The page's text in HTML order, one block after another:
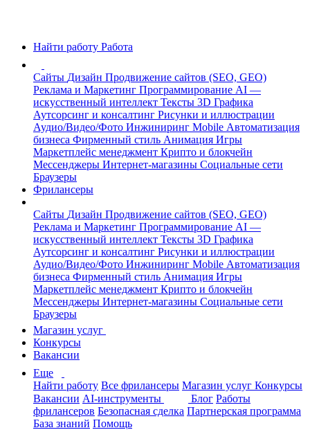
Найти работу Работа
Сайты Дизайн Продвижение сайтов (SEO, GEO)
Реклама и Маркетинг Программирование AI —
искусственный интеллект Тексты 3D Графика
Аутсорсинг и консалтинг Рисунки и иллюстрации
Аудио/Видео/Фото Инжиниринг Mobile Автоматизация
бизнеса Фирменный стиль Анимация Игры
Маркетплейс менеджмент Крипто и блокчейн
Мессенджеры Интернет-магазины Социальные сети
Браузеры
Фрилансеры
Сайты Дизайн Продвижение сайтов (SEO, GEO)
Реклама и Маркетинг Программирование AI —
искусственный интеллект Тексты 3D Графика
Аутсорсинг и консалтинг Рисунки и иллюстрации
Аудио/Видео/Фото Инжиниринг Mobile Автоматизация
бизнеса Фирменный стиль Анимация Игры
Маркетплейс менеджмент Крипто и блокчейн
Мессенджеры Интернет-магазины Социальные сети
Браузеры
Магазин услуг
Конкурсы
Вакансии
Еще
Найти работу Все фрилансеры Магазин услуг Конкурсы
Вакансии AI-инструменты Блог Работы
фрилансеров Безопасная сделка Партнерская программа
База знаний Помощь